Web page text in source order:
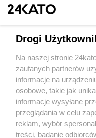
Wydawca mediów
Nie zapomnij
Drogi
Na naszej stronie
zaufanych partnerów
informacje na
osobowe, takie jak
informacje wysyłane
przeglądania w celu
reklam, wybór
treści, badanie